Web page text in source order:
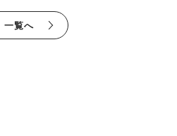
一覧へ